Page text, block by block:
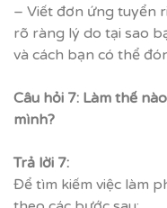
– Viết đơn ứng tuyển
rõ ràng lý do tại sao
và cách bạn có thể
Câu hỏi 7: Làm thế
mình?
Trả lời 7:
Để tìm kiếm việc làm